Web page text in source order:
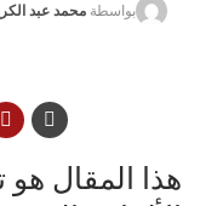
بواسطة محمد عبد
هذا المقال هو